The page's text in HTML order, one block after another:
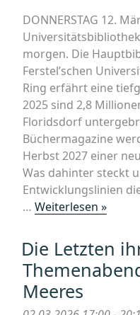
DONNERSTAG 12.
morgen. Die
Ferstel’schen
Ring erfährt eine
2025 sind 2,8
Floridsdorf
Büchermagazine
Herbst 2027 einer
Was dahinter steckt
Entwicklungslinien
… Weiterlesen »„Die
Wien
–
Die Letzten
Meeres